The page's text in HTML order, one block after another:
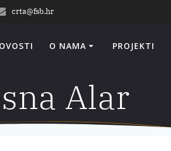
crta@fsb.hr
O NAMA PROJEKTI
Alar